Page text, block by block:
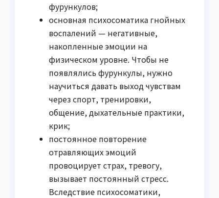
фурункулов;
основная психосоматика гнойных
воспалений — негативные,
накопленные эмоции на
физическом уровне. Чтобы не
появлялись фурункулы, нужно
научиться давать выход чувствам
через спорт, тренировки,
общение, дыхательные практики,
крик;
постоянное повторение
отравляющих эмоций
провоцирует страх, тревогу,
вызывает постоянный стресс.
Вследствие психосоматики,